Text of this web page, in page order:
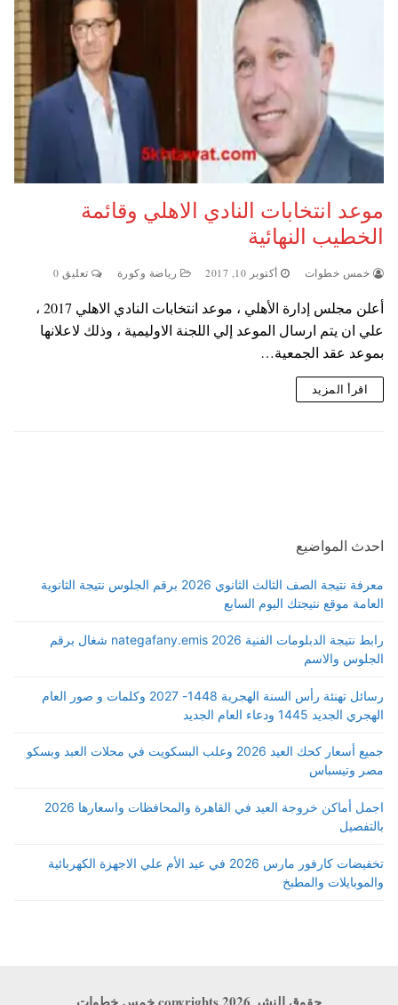
موعد انتخابات النادي الاهلي وقائمة
الخطيب النهائية
خمس خطوات أكتوبر 10, 2017 رياضة وكورة تعليق 0
أعلن مجلس إدارة الأهلي ، موعد انتخابات النادي الاهلي 2017 ،
علي ان يتم ارسال الموعد إلي اللجنة الاوليمية ، وذلك لاعلانها
بموعد عقد الجمعية…
اقرأ المزيد
احدث المواضيع
معرفة نتيجة الصف الثالث الثانوي 2026 برقم الجلوس نتيجة الثانوية
العامة موقع نتيجتك اليوم السابع
رابط نتيجة الدبلومات الفنية 2026 nategafany.emis شغال برقم
الجلوس والاسم
رسائل تهنئة رأس السنة الهجرية 1448- 2027 وكلمات و صور العام
الهجري الجديد 1445 ودعاء العام الجديد
جميع أسعار كحك العيد 2026 وعلب البسكويت في محلات العبد وبسكو
مصر وتيسباس
اجمل أماكن خروجة العيد في القاهرة والمحافظات واسعارها 2026
بالتفصيل
تخفيضات كارفور مارس 2026 في عيد الأم علي الاجهزة الكهربائية
والموبايلات والمطبخ